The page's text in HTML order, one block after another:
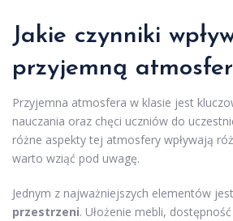
Jakie czynniki
przyjemną
Przyjemna atmosfera w klasie jest
nauczania oraz chęci uczniów do
różne aspekty tej atmosfery wpływają
warto wziąć pod uwagę.
Jednym z najważniejszych elementów jest
przestrzeni. Ułożenie mebli,